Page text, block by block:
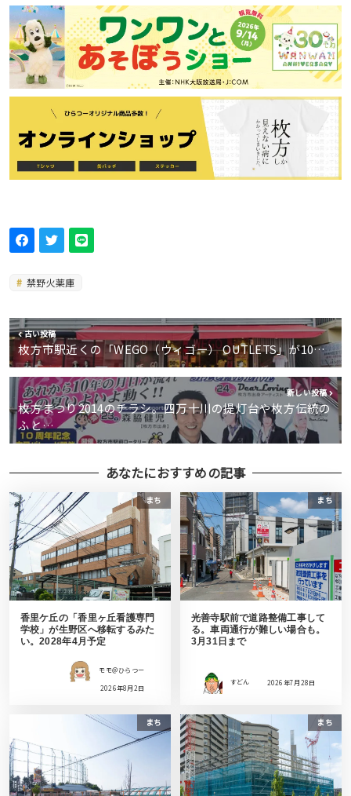
禁野火薬庫
古い投稿
枚方市駅近くの「WEGO（ウィゴー） OUTLETS」が10…
新しい投稿
枚方まつり2014のチラシ。四万十川の提灯台や枚方伝統の
ふと…
あなたにおすすめの記事
まち
香里ケ丘の「香里ヶ丘看護専門
学校」が生野区へ移転するみた
い。2028年4月予定
モモ＠ひらつー
2026年8月2日
まち
光善寺駅前で道路整備工事して
る。車両通行が難しい場合も。
3月31日まで
すどん 2026年7月28日
まち まち